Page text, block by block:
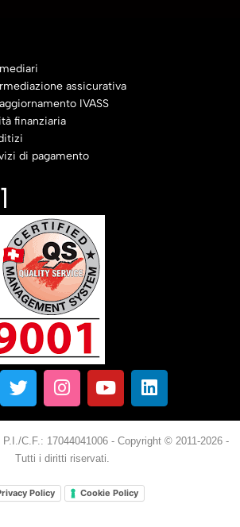
assicurativa
IVASS
finanziaria
di pagamento
P.I./C.F.: 17044041006 - Copyright © 2011-2026 -
Tutti i diritti riservati.
Policy Cookie Policy